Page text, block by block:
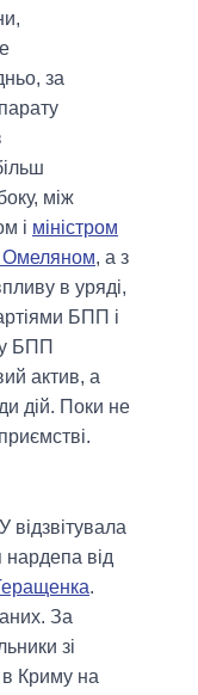
за
між
і міністром
Омеляном, а з
в уряді,
БПП і
БПП
актив, а
дій. Поки не
відзвітувала
нардепа від
.
За
зі
в Криму на